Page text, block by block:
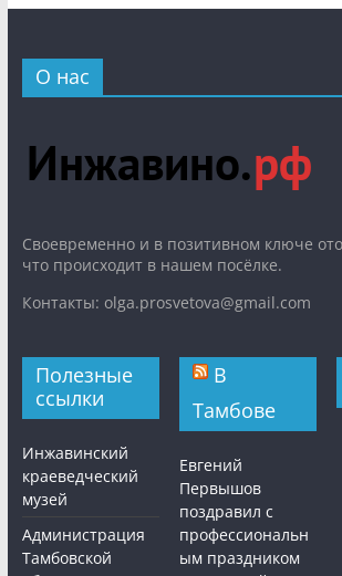
О нас
Cвоевременно и в позитивном ключе
что происходит в нашем посёлке.
Контакты: olga.prosvetova@gmail.com
Полезные
ссылки
Инжавинский
краеведческий
музей
Администрация
Тамбовской
В
Тамбове
Евгений
Первышов
поздравил с
профессиональн
ым праздником